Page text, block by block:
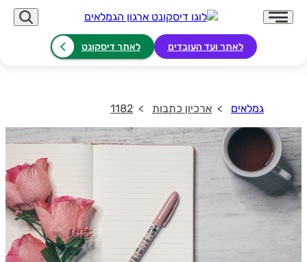
לאתר ועד העובדים לאתר דיסקונט
גמלאים ארכיון כתבות 1182